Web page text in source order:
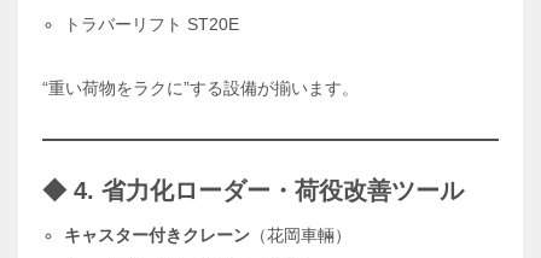
トラバーリフト ST20E
“重い荷物をラクに”する設備が揃います。
◆ 4. 省力化ローダー・荷役改善ツール
キャスター付きクレーン （花岡車輛）